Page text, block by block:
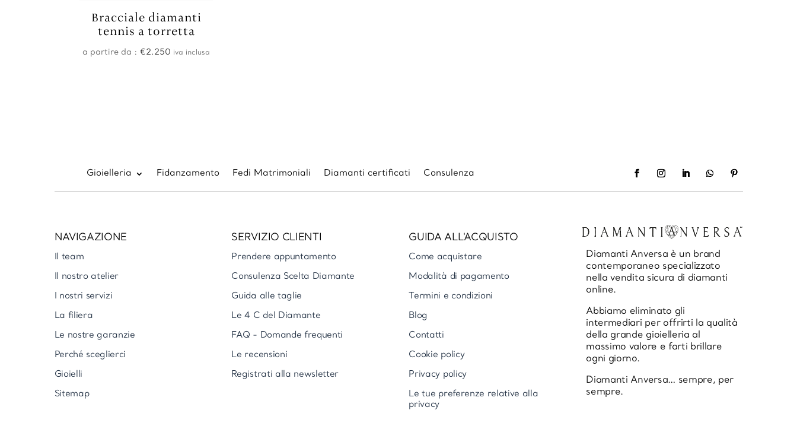
Bracciale diamanti
tennis a torretta
a partire da :€2.250 iva inclusa
Gioielleria Fidanzamento Fedi Matrimoniali Diamanti certificati Consulenza
NAVIGAZIONE
Il team
Il nostro atelier
I nostri servizi
La filiera
Le nostre garanzie
Perché sceglierci
Gioielli
Sitemap
SERVIZIO CLIENTI
Prendere appuntamento
Consulenza Scelta Diamante
Guida alle taglie
Le 4 C del Diamante
FAQ - Domande frequenti
Le recensioni
Registrati alla newsletter
GUIDA ALL'ACQUISTO
Come acquistare
Modalità di pagamento
Termini e condizioni
Blog
Contatti
Cookie policy
Privacy policy
Le tue preferenze relative alla
privacy
Diamanti Anversa è un brand
contemporaneo specializzato
nella vendita sicura di diamanti
online.
Abbiamo eliminato gli
intermediari per offrirti la qualità
della grande gioielleria al
massimo valore e farti brillare
ogni giorno.
Diamanti Anversa… sempre, per
sempre.